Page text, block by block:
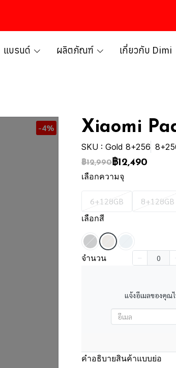
แบรนด์ ผลิตภัณฑ์ เกี่ยวกับ Dimi
-4% Xiaomi
SKU : Gold 8+256
฿12,990฿12,490
เลือกความจุ
6+128GB 8+128GB
เลือกสี
จำนวน
แจ้งอีเมลของคุณ
คำอธิบายสินค้าแบบย่อ